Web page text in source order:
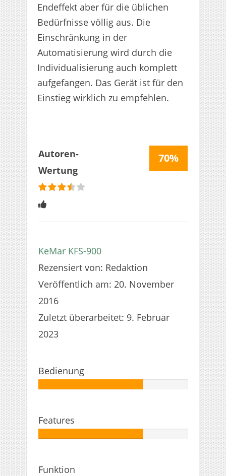
Endeffekt aber für die üblichen
Bedürfnisse völlig aus. Die
Einschränkung in der
Automatisierung wird durch die
Individualisierung auch komplett
aufgefangen. Das Gerät ist für den
Einstieg wirklich zu empfehlen.
Autoren-
Wertung
bewertet
3.5
Sterne
70%
KeMar KFS-900
Rezensiert von: Redaktion
Veröffentlich am: 20. November
2016
Zuletzt überarbeitet: 9. Februar
2023
Bedienung
Features
Funktion